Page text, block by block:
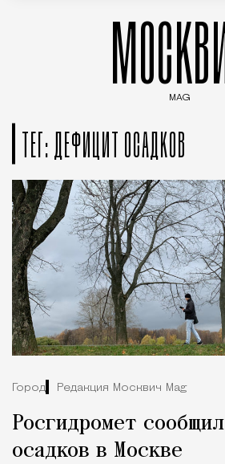
MAG
ТЕГ: ДЕФИЦИТ ОСАДКОВ
Город Редакция Москвич Mag
Росгидромет
осадков в Москве